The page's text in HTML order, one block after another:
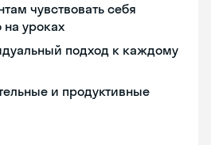
чувствовать себя
уроках
подход к каждому
и продуктивные